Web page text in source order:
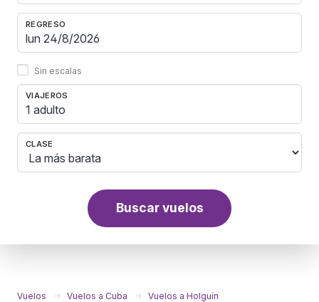
REGRESO
Sin escalas
VIAJEROS
1 adulto
CLASE
Buscar vuelos
Vuelos Vuelos a Cuba
Vuelos a Holguín